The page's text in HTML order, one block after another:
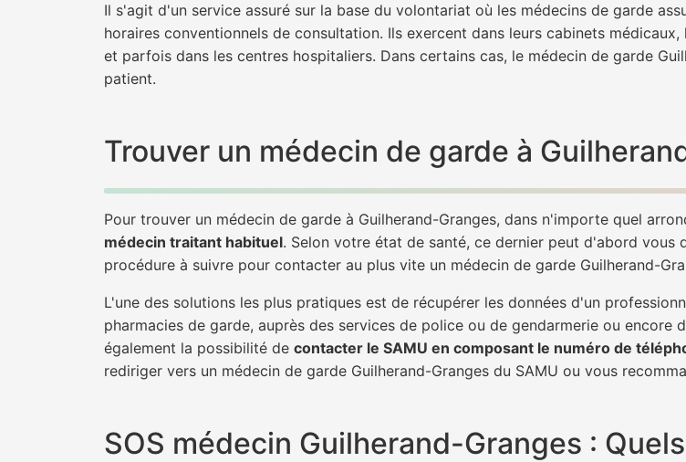
Il s'agit d'un service assuré sur la base du volontariat où les médecins de garde
horaires conventionnels de consultation. Ils exercent dans leurs cabinets
et parfois dans les centres hospitaliers. Dans certains cas, le médecin de garde
patient.
Trouver un médecin de garde à
Pour trouver un médecin de garde à Guilherand-Granges, dans n'importe quel
médecin traitant habituel. Selon votre état de santé, ce dernier peut d'abord vous
procédure à suivre pour contacter au plus vite un médecin de garde Guilherand-
L'une des solutions les plus pratiques est de récupérer les données d'un
pharmacies de garde, auprès des services de police ou de gendarmerie ou encore
également la possibilité de contacter le SAMU en composant le numéro de
rediriger vers un médecin de garde Guilherand-Granges du SAMU ou vous
SOS médecin Guilherand-Granges :